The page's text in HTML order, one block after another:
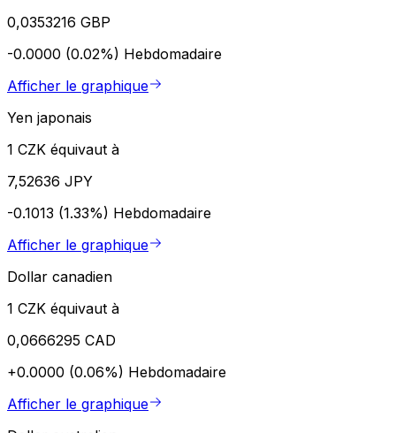
0,0353216 GBP
-0.0000 (0.02%) Hebdomadaire
Afficher le graphique
Yen japonais
1 CZK équivaut à
7,52636 JPY
-0.1013 (1.33%) Hebdomadaire
Afficher le graphique
Dollar canadien
1 CZK équivaut à
0,0666295 CAD
+0.0000 (0.06%) Hebdomadaire
Afficher le graphique